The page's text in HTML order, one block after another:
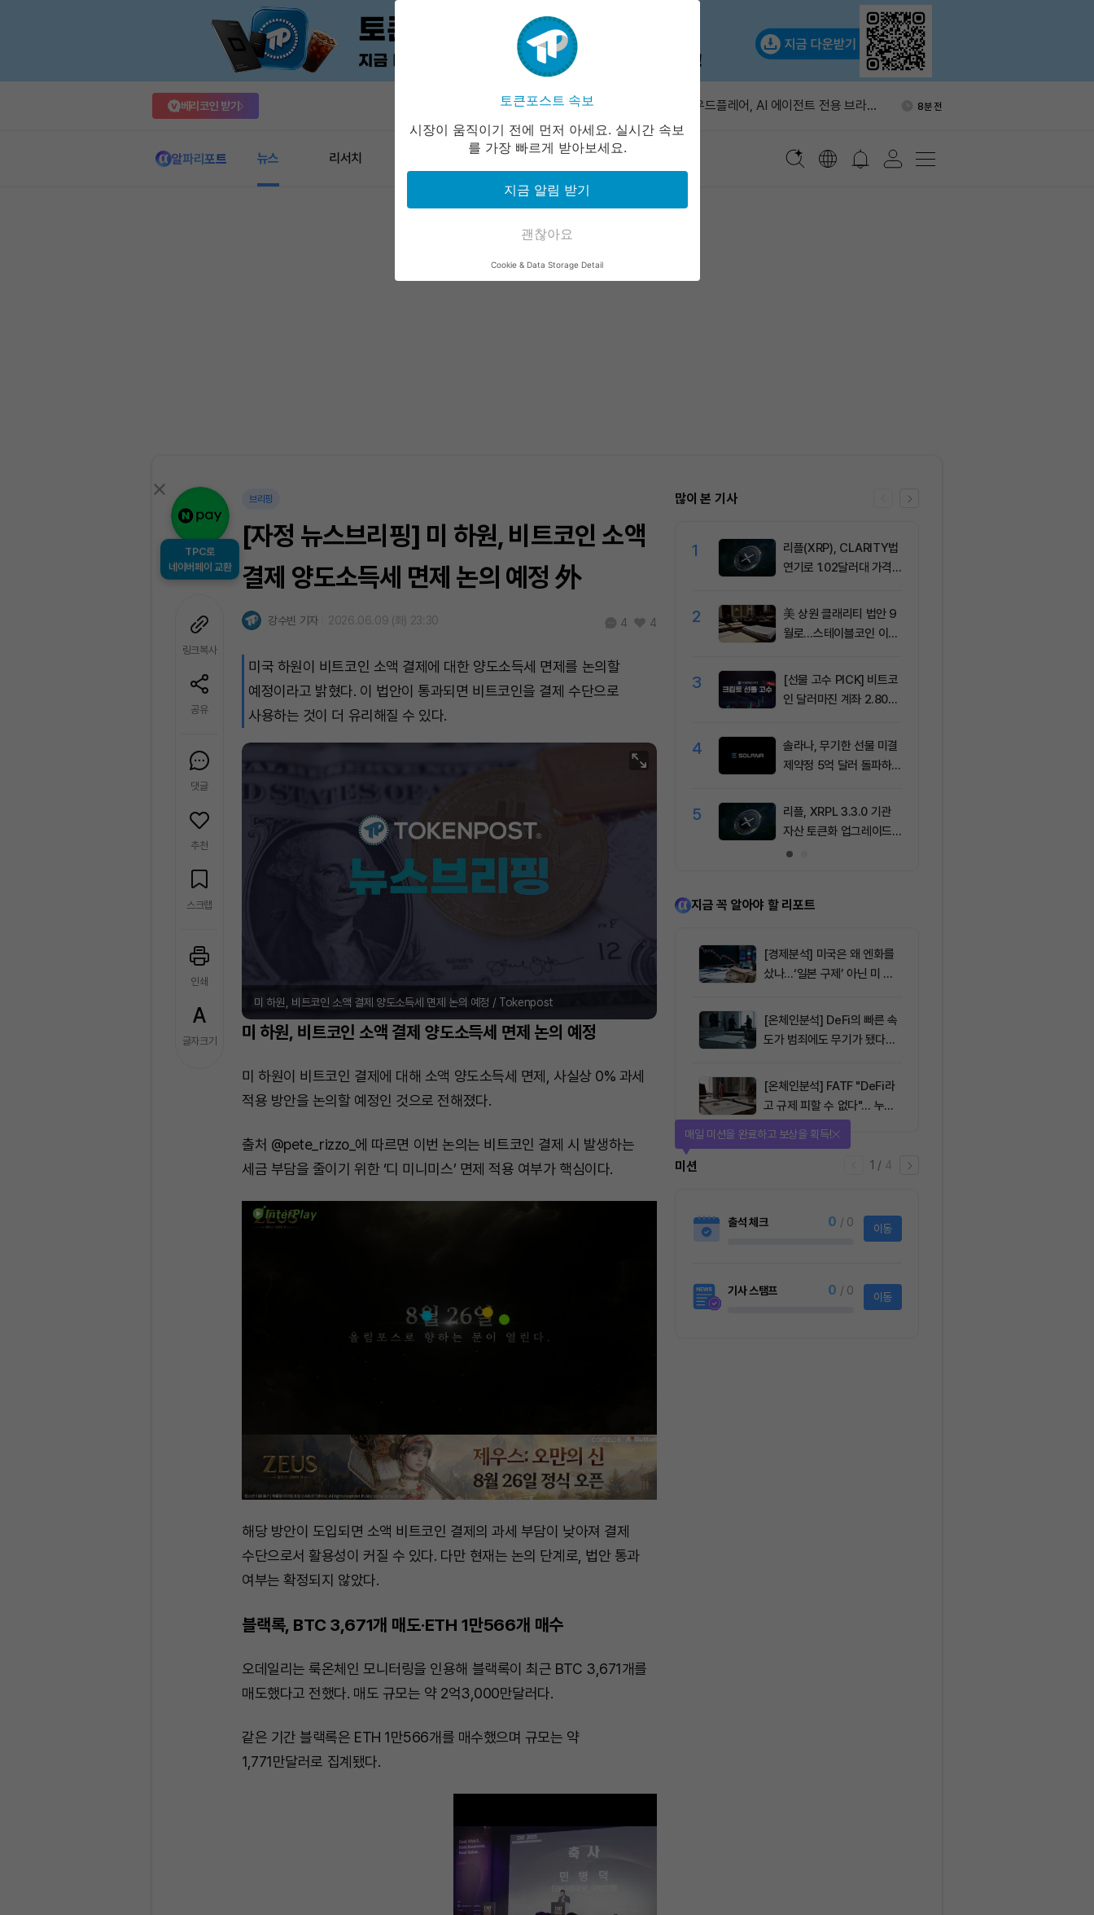
베리코인 받기
비트코인 결제 서버 취약점에 자금 탈
34분 전
클라우드플레어, AI 에이전트 전용 브라우
저 카이트서프 출시
8분 전
브라질, 1만달러 초과 암호화폐 해외송금
3만 USDC 털린 탈중앙 거래소 아토믹,
클라우드플레어, AI 에이전트 전용 브라우
알파리포트 뉴스 리서치 라운지 커뮤니티
TPC로
네이버페이 교환
링크복사
공유
댓글
추천
스크랩
인쇄
글자크기
브리핑
[자정 뉴스브리핑] 미 하원, 비트코인 소액
결제 양도소득세 면제 논의 예정 外
강수빈 기자 2026.06.09 (화) 23:30 4 4
미국 하원이 비트코인 소액 결제에 대한 양도소득세 면제를 논의할
예정이라고 밝혔다. 이 법안이 통과되면 비트코인을 결제 수단으로
사용하는 것이 더 유리해질 수 있다.
미 하원, 비트코인 소액 결제 양도소득세 면제 논의 예정 / Tokenpost
미 하원, 비트코인 소액 결제 양도소득세 면제 논의 예정
미 하원이 비트코인 결제에 대해 소액 양도소득세 면제, 사실상 0% 과세
적용 방안을 논의할 예정인 것으로 전해졌다.
출처 @pete_rizzo_에 따르면 이번 논의는 비트코인 결제 시 발생하는
세금 부담을 줄이기 위한 ‘디 미니미스’ 면제 적용 여부가 핵심이다.
해당 방안이 도입되면 소액 비트코인 결제의 과세 부담이 낮아져 결제
수단으로서 활용성이 커질 수 있다. 다만 현재는 논의 단계로, 법안 통과
여부는 확정되지 않았다.
블랙록, BTC 3,671개 매도·ETH 1만566개 매수
오데일리는 룩온체인 모니터링을 인용해 블랙록이 최근 BTC 3,671개를
매도했다고 전했다. 매도 규모는 약 2억3,000만달러다.
같은 기간 블랙록은 ETH 1만566개를 매수했으며 규모는 약
1,771만달러로 집계됐다.
많이 본 기사
1
리플(XRP), CLARITY법
연기로 1.02달러대 가격
2
美 상원 클래리티 법안 9
월로…스테이블코인 이자
3
[선물 고수 PICK] 비트코
인 달러마진 계좌 2.80%
2.05%p 축소
4
솔라나, 무기한 선물 미결
제약정 5억 달러 돌파하
효과 본격화
5
리플, XRPL 3.3.0 기관
자산 토큰화 업그레이드
추진…XRP 가격 1.03달
지금 꼭 알아야 할 리포트
[경제분석] 미국은 왜 엔화를
샀나…‘일본 구제’ 아닌 미 국
[온체인분석] DeFi의 빠른 속
도가 범죄에도 무기가 됐다…
[온체인분석] FATF "DeFi라
고 규제 피할 수 없다"… 누가
실제 통제하는지가 핵심
1 / 4
미션
매일 미션을 완료하고 보상을 획득!
출석 체크 0 / 0 이동
기사 스탬프 0 / 0 이동
토큰포스트 속보
시장이 움직이기 전에 먼저 아세요. 실시간 속보
를 가장 빠르게 받아보세요.
지금 알림 받기
괜찮아요
Cookie & Data Storage Detail